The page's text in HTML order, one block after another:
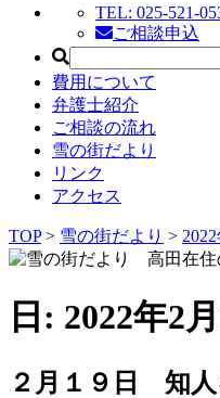
TEL: 025-521-
ご相談申込
費用について
弁護士紹介
ご相談の流れ
雪の街だより
リンク
アクセス
TOP> 雪の街だより >
日: 2022年2
２月１９日 知